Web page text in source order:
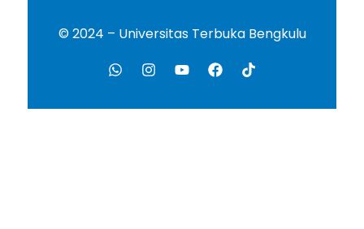
© 2024 – Universitas Terbuka Bengkulu